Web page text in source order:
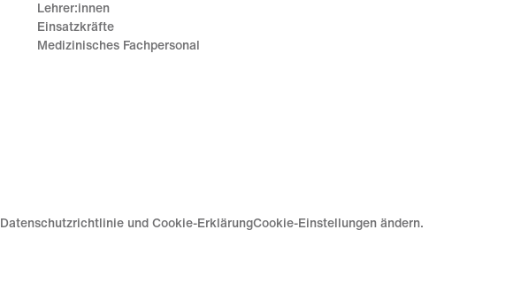
Lehrer:innen
Einsatzkräfte
Medizinisches Fachpersonal
Datenschutzrichtlinie und Cookie-ErklärungCookie-Einstellungen ändern.